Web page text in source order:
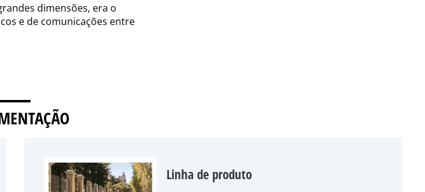
dimensões, era o
e de comunicações entre
Linha de produto